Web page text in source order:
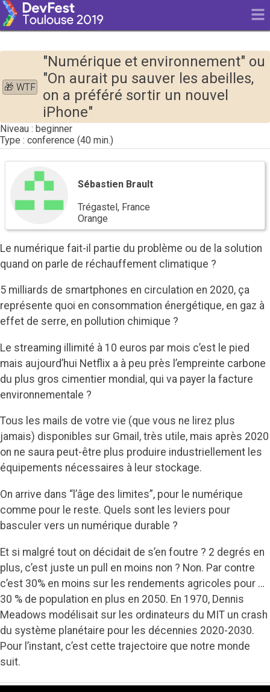
🎁 WTF
"Numérique et environnement" ou
"On aurait pu sauver les abeilles,
on a préféré sortir un nouvel
iPhone"
beginner
conference
Brault
Sébastien Brault
Trégastel, France
Orange
Le numérique fait-il partie du problème ou de la solution
quand on parle de réchauffement climatique ?
5 milliards de smartphones en circulation en 2020, ça
représente quoi en consommation énergétique, en gaz à
effet de serre, en pollution chimique ?
Le streaming illimité à 10 euros par mois c’est le pied
mais aujourd’hui Netflix a à peu près l’empreinte carbone
du plus gros cimentier mondial, qui va payer la facture
environnementale ?
Tous les mails de votre vie (que vous ne lirez plus
jamais) disponibles sur Gmail, très utile, mais après 2020
on ne saura peut-être plus produire industriellement les
équipements nécessaires à leur stockage.
On arrive dans “l’âge des limites”, pour le numérique
comme pour le reste. Quels sont les leviers pour
basculer vers un numérique durable ?
Et si malgré tout on décidait de s’en foutre ? 2 degrés en
plus, c’est juste un pull en moins non ? Non. Par contre
c’est 30% en moins sur les rendements agricoles pour …
30 % de population en plus en 2050. En 1970, Dennis
Meadows modélisait sur les ordinateurs du MIT un crash
du système planétaire pour les décennies 2020-2030.
Pour l’instant, c’est cette trajectoire que notre monde
suit.